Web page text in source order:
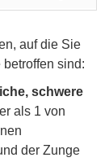
auf die Sie
sind:
schwere
als 1 von
der Zunge